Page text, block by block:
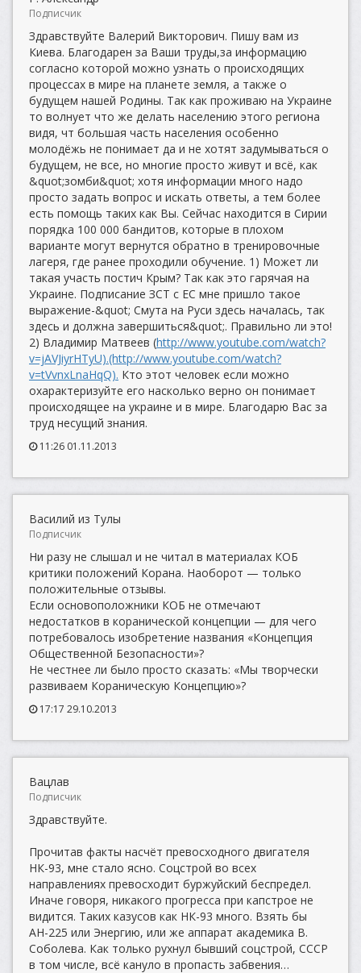
Подписчик
Здравствуйте Валерий Викторович. Пишу вам из
Киева. Благодарен за Ваши труды,за информацию
согласно которой можно узнать о происходящих
процессах в мире на планете земля, а также о
будущем нашей Родины. Так как проживаю на Украине
то волнует что же делать населению этого региона
видя, чт большая часть населения особенно
молодёжь не понимает да и не хотят задумываться о
будущем, не все, но многие просто живут и всё, как
&quot;зомби&quot; хотя информации много надо
просто задать вопрос и искать ответы, а тем более
есть помощь таких как Вы. Сейчас находится в Сирии
порядка 100 000 бандитов, которые в плохом
варианте могут вернутся обратно в тренировочные
лагеря, где ранее проходили обучение. 1) Может ли
такая участь постич Крым? Так как это гарячая на
Украине. Подписание ЗСТ с ЕС мне пришло такое
выражение-&quot; Смута на Руси здесь началась, так
здесь и должна завершиться&quot;. Правильно ли это!
2) Владимир Матвеев (http://www.youtube.com/watch?
v=jAVJiyrHTyU).(http://www.youtube.com/watch?
v=tVvnxLnaHqQ). Кто этот человек если можно
охарактеризуйте его насколько верно он понимает
происходящее на украине и в мире. Благодарю Вас за
труд несущий знания.
11:26 01.11.2013
Василий из Тулы
Подписчик
Ни разу не слышал и не читал в материалах КОБ
критики положений Корана. Наоборот — только
положительные отзывы.
Если основоположники КОБ не отмечают
недостатков в коранической концепции — для чего
потребовалось изобретение названия «Концепция
Общественной Безопасности»?
Не честнее ли было просто сказать: «Мы творчески
развиваем Кораническую Концепцию»?
17:17 29.10.2013
Вацлав
Подписчик
Здравствуйте.
Прочитав факты насчёт превосходного двигателя
НК-93, мне стало ясно. Соцстрой во всех
направлениях превосходит буржуйский беспредел.
Иначе говоря, никакого прогресса при капстрое не
видится. Таких казусов как НК-93 много. Взять бы
АН-225 или Энергию, или же аппарат академика В.
Соболева. Как только рухнул бывший соцстрой, СССР
в том числе, всё кануло в пропасть забвения…